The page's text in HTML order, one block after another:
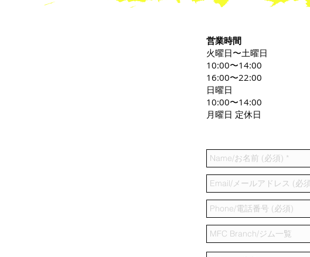
営業時間
火曜日〜土曜日
10:00〜14:00
16:00〜22:00
日曜日
10:00〜14:00
月曜日 定休日